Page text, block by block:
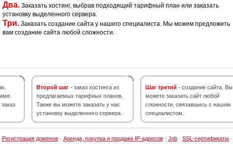
Два. Заказать хостинг, выбрав подходящий тарифный план или заказать
установку выделенного сервера.
Три. Заказать создание сайта у нашего специалиста. Мы можем предложить
вам создание сайта любой сложности.
Второй шаг - заказ хостинга из
предлагаемых тарифных планов.
Также вы можете заказать у нас
установку выделенного сервера.
Шаг третий - создание сайта. Вы
можете заказать сайт любой
сложности, связавшись с нашим
специалистом.
Регистрация доменов· Аренда, покупка и продажа IP-адресов· Job· SSL-сертификаты·